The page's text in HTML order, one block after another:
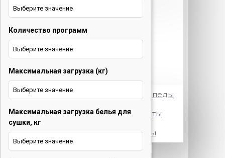
Стиральные машины
Телевизоры
Холодильники
Электротранспорт
Электровелосипеды
Электросамокаты
Электроскутеры
+375 29 377 88 33 Бытовая
Выберите значение
Количество программ
Выберите значение
Максимальная загрузка (кг)
Выберите значение
Максимальная загрузка белья для
сушки, кг
Выберите значение